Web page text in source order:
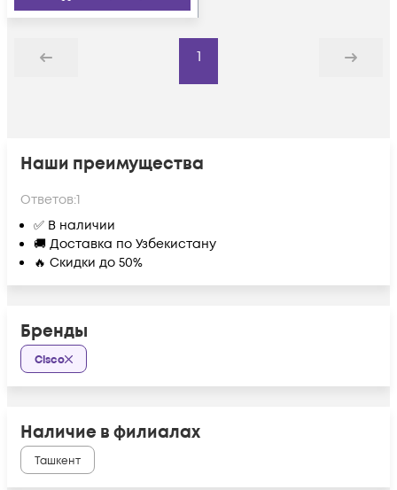
Назад
1
Дальше
Наши преимущества
Ответов:1
✅ В наличии
🚚 Доставка по Узбекистану
🔥 Скидки до 50%
Бренды
Cisco
Наличие в филиалах
Ташкент